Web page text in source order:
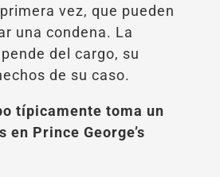
vez, que pueden
una condena. La
del cargo, su
de su caso.
típicamente toma un
en Prince George’s